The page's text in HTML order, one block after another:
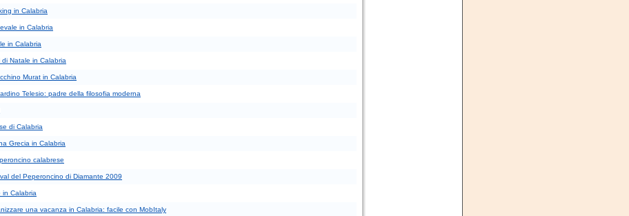
in Calabria
in Calabria
in Calabria
di Natale in Calabria
Murat in Calabria
Telesio: padre della filosofia moderna
di Calabria
Grecia in Calabria
calabrese
del Peperoncino di Diamante 2009
in Calabria
una vacanza in Calabria: facile con MobItaly